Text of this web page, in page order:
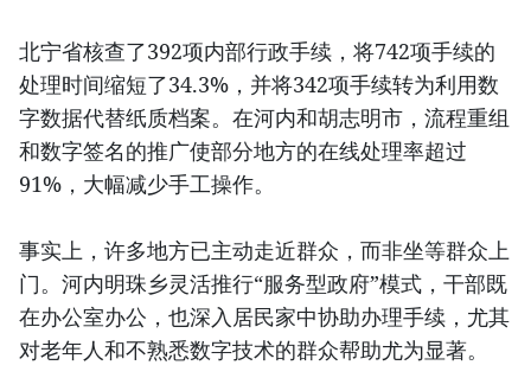
北宁省核查了392项内部行政手续，将742项手续的
处理时间缩短了34.3%，并将342项手续转为利用数
字数据代替纸质档案。在河内和胡志明市，流程重组
和数字签名的推广使部分地方的在线处理率超过
91%，大幅减少手工操作。
事实上，许多地方已主动走近群众，而非坐等群众上
门。河内明珠乡灵活推行“服务型政府”模式，干部既
在办公室办公，也深入居民家中协助办理手续，尤其
对老年人和不熟悉数字技术的群众帮助尤为显著。